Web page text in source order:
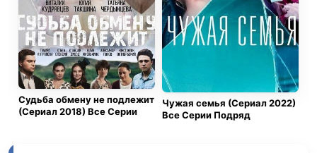
Судьба обмену не подлежит
(Сериал 2018) Все Серии
Чужая семья (Сериал 2022)
Все Серии Подряд